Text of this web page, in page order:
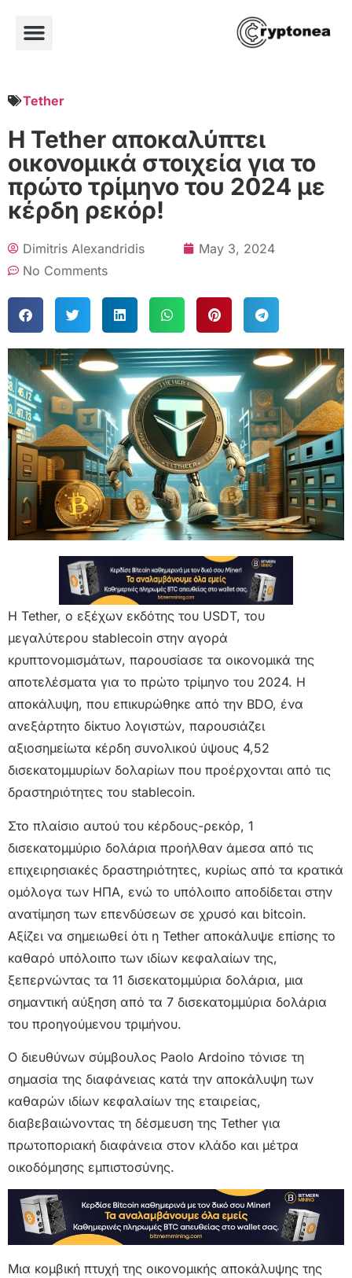
Tether
Η Tether αποκαλύπτει
οικονομικά στοιχεία για το
πρώτο τρίμηνο του 2024 με
κέρδη ρεκόρ!
Dimitris Alexandridis
May 3, 2024
No Comments
Η Tether, ο εξέχων εκδότης του USDT, του
μεγαλύτερου stablecoin στην αγορά
κρυπτονομισμάτων, παρουσίασε τα οικονομικά της
αποτελέσματα για το πρώτο τρίμηνο του 2024. Η
αποκάλυψη, που επικυρώθηκε από την BDO, ένα
ανεξάρτητο δίκτυο λογιστών, παρουσιάζει
αξιοσημείωτα κέρδη συνολικού ύψους 4,52
δισεκατομμυρίων δολαρίων που προέρχονται από τις
δραστηριότητες του stablecoin.
Στο πλαίσιο αυτού του κέρδους-ρεκόρ, 1
δισεκατομμύριο δολάρια προήλθαν άμεσα από τις
επιχειρησιακές δραστηριότητες, κυρίως από τα κρατικά
ομόλογα των ΗΠΑ, ενώ το υπόλοιπο αποδίδεται στην
ανατίμηση των επενδύσεων σε χρυσό και bitcoin.
Αξίζει να σημειωθεί ότι η Tether αποκάλυψε επίσης το
καθαρό υπόλοιπο των ιδίων κεφαλαίων της,
ξεπερνώντας τα 11 δισεκατομμύρια δολάρια, μια
σημαντική αύξηση από τα 7 δισεκατομμύρια δολάρια
του προηγούμενου τριμήνου.
Ο διευθύνων σύμβουλος Paolo Ardoino τόνισε τη
σημασία της διαφάνειας κατά την αποκάλυψη των
καθαρών ιδίων κεφαλαίων της εταιρείας,
διαβεβαιώνοντας τη δέσμευση της Tether για
πρωτοποριακή διαφάνεια στον κλάδο και μέτρα
οικοδόμησης εμπιστοσύνης.
Μια κομβική πτυχή της οικονομικής αποκάλυψης της